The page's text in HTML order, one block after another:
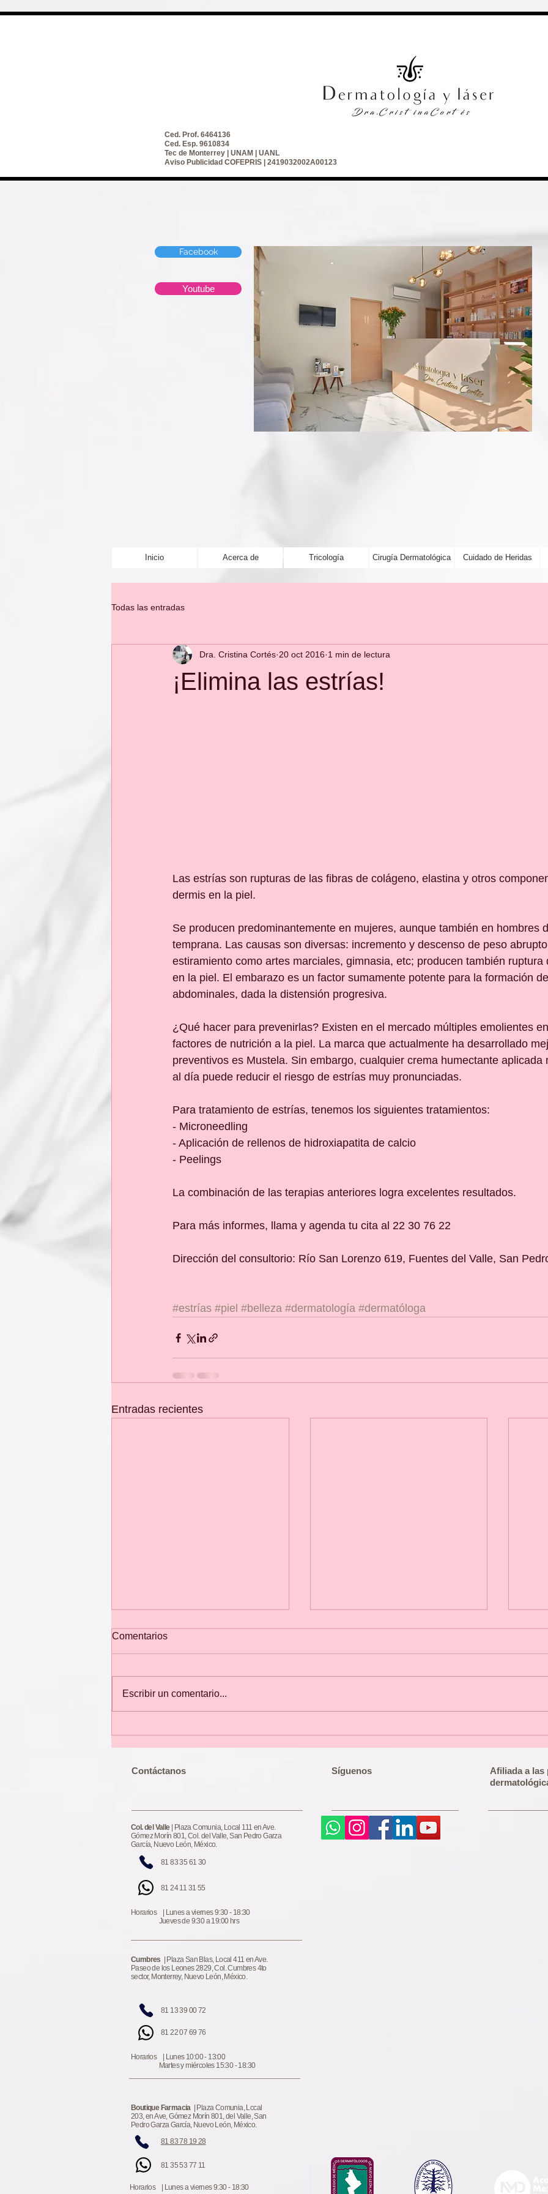
Ced. Prof. 6464136
Ced. Esp. 9610834
Tec de Monterrey | UNAM | UANL
Aviso Publicidad COFEPRIS | 2419032002A00123
Facebook
Youtube
Inicio Acerca de Tricología Cirugía Dermatológica Cuidado de Heridas
Todas las entradas
¡Elimina las estrías!
Dra. Cristina Cortés 20 oct 2016 1 min de lectura
Las estrías son rupturas de las fibras de colágeno, elastina y otros
dermis en la piel.
Se producen predominantemente en mujeres, aunque también en hombres
temprana. Las causas son diversas: incremento y descenso de peso
estiramiento como artes marciales, gimnasia, etc; producen también
en la piel. El embarazo es un factor sumamente potente para la formación
abdominales, dada la distensión progresiva.
¿Qué hacer para prevenirlas? Existen en el mercado múltiples emolientes
factores de nutrición a la piel. La marca que actualmente ha desarrollado
preventivos es Mustela. Sin embargo, cualquier crema humectante
al día puede reducir el riesgo de estrías muy pronunciadas.
Para tratamiento de estrías, tenemos los siguientes tratamientos:
- Microneedling
- Aplicación de rellenos de hidroxiapatita de calcio
- Peelings
La combinación de las terapias anteriores logra excelentes resultados.
Para más informes, llama y agenda tu cita al 22 30 76 22
Dirección del consultorio: Río San Lorenzo 619, Fuentes del Valle, San
#estrías #piel #belleza #dermatología #dermatóloga
Entradas recientes
PDRN de salmón
Comentarios
Escribir un comentario...
​​​Contáctanos Síguenos
Afiliada a las
Col. del Valle | Plaza Comunia, Local 111 en Ave.
Gómez Morín 801, Col. del Valle, San Pedro Garza
García, Nuevo León, México.
81 24 11 31 55
Horarios | Lunes a viernes 9:30 - 18:30
Jueves de 9:30 a 19:00 hrs
Cumbres | Plaza San Blas, Local 411 en Ave.
Paseo de los Leones 2829, Col. Cumbres 4to
sector, Monterrey, Nuevo León, México.
81 83 35 61 30
81 13 39 00 72
81 22 07 69 76
Horarios | Lunes 10:00 - 13:00
Martes y miércoles 15:30 - 18:30
Boutique Farmacia | Plaza Comunia, Lccal
203, en Ave, Gómez Morín 801, del Valle, San
Pedro Garza García, Nuevo León, México.
81 83 78 19 28
81 35 53 77 11
Horarios | Lunes a viernes 9:30 - 18:30